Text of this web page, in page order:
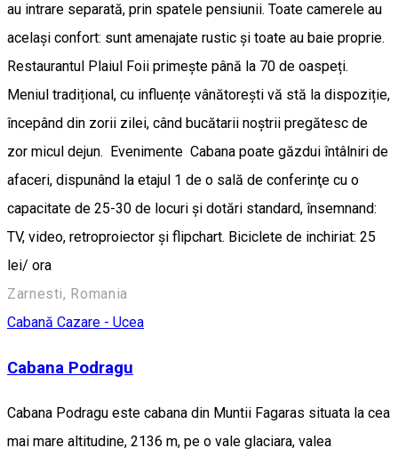
au intrare separată, prin spatele pensiunii. Toate camerele au
același confort: sunt amenajate rustic și toate au baie proprie.
Restaurantul Plaiul Foii primește până la 70 de oaspeți.
Meniul tradițional, cu influențe vânătorești vă stă la dispoziție,
începând din zorii zilei, când bucătarii noștrii pregătesc de
zor micul dejun. Evenimente Cabana poate găzdui întâlniri de
afaceri, dispunând la etajul 1 de o sală de conferinţe cu o
capacitate de 25-30 de locuri şi dotări standard, însemnand:
TV, video, retroproiector şi flipchart. Biciclete de inchiriat: 25
lei/ ora
Zarnesti, Romania
Cabană Cazare - Ucea
Cabana Podragu
Cabana Podragu este cabana din Muntii Fagaras situata la cea
mai mare altitudine, 2136 m, pe o vale glaciara, valea